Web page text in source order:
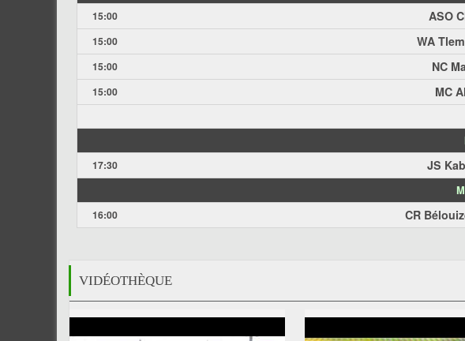
15:00
ASO
15:00 WA
15:00 NC
15:00 MC
17:30
JS
16:00
CR
VIDÉOTHÈQUE